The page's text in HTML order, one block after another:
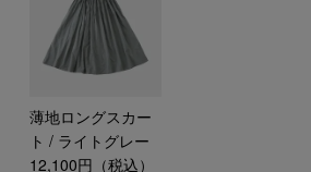
薄地ロングスカー
ト / ライトグレー
12,100円（税込）